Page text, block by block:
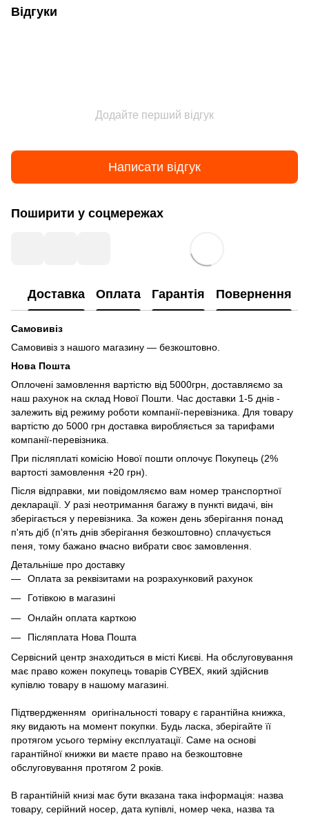
Відгуки
Додайте перший відгук
Написати відгук
Поширити у соцмережах
Доставка Оплата Гарантія Повернення
Самовивіз
Самовивіз з нашого магазину — безкоштовно.
Нова Пошта
Оплочені замовлення вартістю від 5000грн, доставляємо за
наш рахунок на склад Нової Пошти. Час доставки 1-5 днів -
залежить від режиму роботи компанії-перевізника. Для товару
вартістю до 5000 грн доставка виробляється за тарифами
компанії-перевізника.
При післяплаті комісію Нової пошти оплочує Покупець (2%
вартості замовлення +20 грн).
Після відправки, ми повідомляємо вам номер транспортної
декларації. У разі неотримання багажу в пункті видачі, він
зберігається у перевізника. За кожен день зберігання понад
п'ять діб (п'ять днів зберігання безкоштовно) сплачується
пеня, тому бажано вчасно вибрати своє замовлення.
Детальніше про доставку
Оплата за реквізитами на розрахунковий рахунок
Готівкою в магазині
Онлайн оплата карткою
Післяплата Нова Пошта
Сервісний центр знаходиться в місті Києві. На обслуговування
має право кожен покупець товарів СYBEX, який здійснив
купівлю товару в нашому магазині.
Підтвердженням оригінальності товару є гарантійна книжка,
яку видають на момент покупки. Будь ласка, зберігайте її
протягом усього терміну експлуатації. Саме на основі
гарантійної книжки ви маєте право на безкоштовне
обслуговування протягом 2 років.
В гарантійній книзі має бути вказана така інформація: назва
товару, серійний носер, дата купівлі, номер чека, назва та